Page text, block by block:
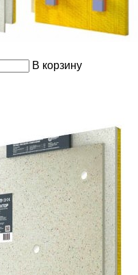
В корзину